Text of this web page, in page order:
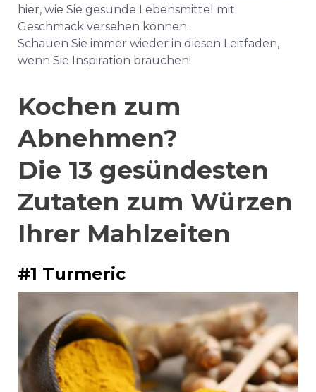
hier, wie Sie gesunde Lebensmittel mit
Geschmack versehen können.
Schauen Sie immer wieder in diesen Leitfaden,
wenn Sie Inspiration brauchen!
Kochen zum
Abnehmen?
Die 13 gesündesten
Zutaten zum Würzen
Ihrer Mahlzeiten
#1 Turmeric